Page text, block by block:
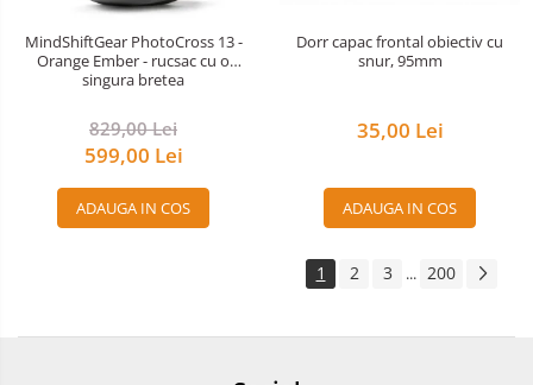
MindShiftGear PhotoCross 13 -
Orange Ember - rucsac cu o
singura bretea
829,00 Lei
599,00 Lei
ADAUGA IN COS
Dorr capac frontal obiectiv cu
snur, 95mm
35,00 Lei
ADAUGA IN COS
1 2 3 ... 200